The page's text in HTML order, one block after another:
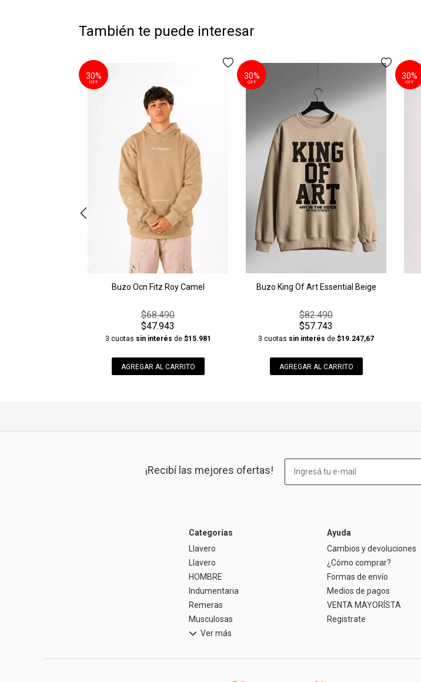
También te puede interesar
Buzo Ocn Fitz Roy Camel
30%
OFF
$68.490
$47.943
3 cuotas sin interés de $15.981
AGREGAR AL CARRITO
Buzo King Of Art Essential Beige
30%
OFF
$82.490
$57.743
3 cuotas sin interés de$19.247,67
AGREGAR AL CARRITO
30%
OFF
¡Recibí las mejores ofertas!
Categorías
Llavero
Llavero
HOMBRE
Indumentaria
Remeras
Musculosas
Ver más
Ayuda
Cambios y devoluciones
¿Cómo comprar?
Formas de envío
Medios de pagos
VENTA MAYORÍSTA
Registrate